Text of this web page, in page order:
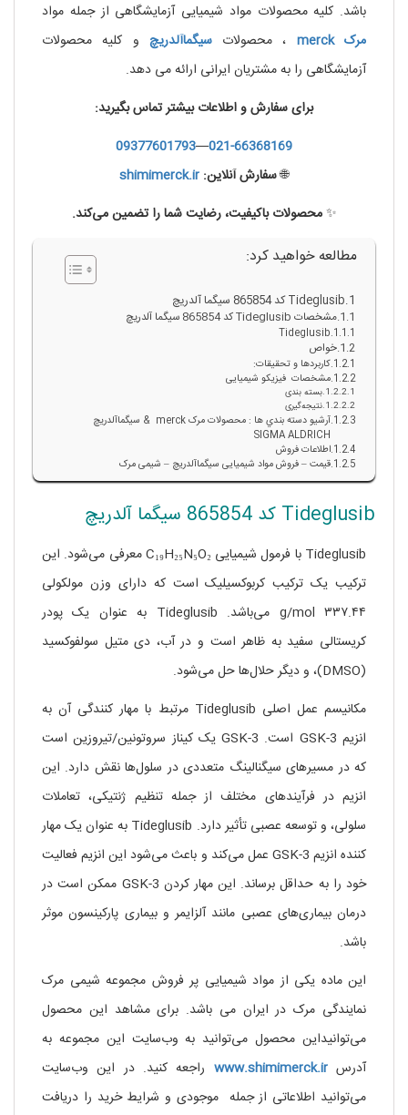
باشد. کلیه محصولات مواد شیمیایی آزمایشگاهی از جمله مواد
مرک merck ، محصولاتسیگماآلدریچ و کلیه محصولات
آزمایشگاهی را به مشتریان ایرانی ارائه می دهد.
برای سفارش و اطلاعات بیشتر تماس بگیرید:
021-66368169
—
09377601793
🌐سفارش آنلاین: shimimerck.ir
✨محصولات باکیفیت، رضایت شما را تضمین می‌کند.
مطالعه خواهید کرد:
Tideglusib کد 865854 سیگما آلدریچ
مشخصات Tideglusib کد 865854 سیگما آلدریچ
Tideglusib
خواص
کاربردها و تحقیقات:
مشخصات فیزیکو شیمیایی
بسته بندی
نتیجه‌گیری
آرشيو دسته بندي ها : محصولات مرک merck & سيگماآلدريچ
SIGMA ALDRICH
اطلاعات فروش
قیمت – فروش مواد شیمیایی سیگماآلدریچ – شیمی مرک
Tideglusib کد 865854 سیگما آلدریچ
Tideglusib با فرمول شیمیایی C₁₉H₂₅N₅O₂ معرفی می‌شود. این
ترکیب یک ترکیب کربوکسیلیک است که دارای وزن مولکولی
۳۳۷.۴۴ g/mol می‌باشد. Tideglusib به عنوان یک پودر
کریستالی سفید به ظاهر است و در آب، دی متیل سولفوکسید
(DMSO)، و دیگر حلال‌ها حل می‌شود.
مکانیسم عمل اصلی Tideglusib مرتبط با مهار کنندگی آن به
انزیم GSK-3 است. GSK-3 یک کیناز سروتونین/تیروزین است
که در مسیرهای سیگنالینگ متعددی در سلول‌ها نقش دارد. این
انزیم در فرآیندهای مختلف از جمله تنظیم ژنتیکی، تعاملات
سلولی، و توسعه عصبی تأثیر دارد. Tideglusib به عنوان یک مهار
کننده انزیم GSK-3 عمل می‌کند و باعث می‌شود این انزیم فعالیت
خود را به حداقل برساند. این مهار کردن GSK-3 ممکن است در
درمان بیماری‌های عصبی مانند آلزایمر و بیماری پارکینسون موثر
باشد.
این ماده یکی از مواد شیمیایی پر فروش مجموعه شیمی مرک
نمایندگی مرک در ایران می باشد. برای مشاهد این محصول
می‌توانیداین محصول می‌توانید به وب‌سایت این مجموعه به
آدرسwww.shimimerck.ir راجعه کنید. در این وب‌سایت
می‌توانید اطلاعاتی از جمله موجودی و شرایط خرید را دریافت